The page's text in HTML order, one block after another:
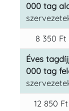
000 tag
8 350
Éves
000 tag
12 850